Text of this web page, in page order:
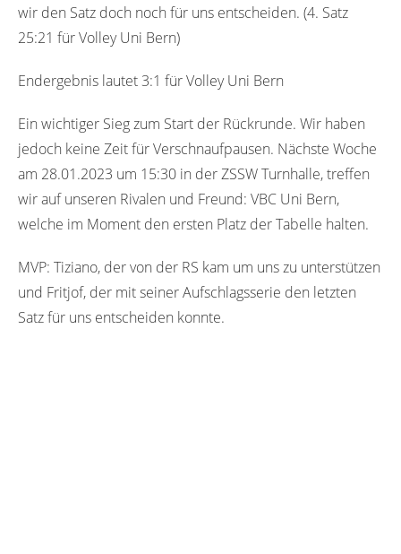
wir den Satz doch noch für uns entscheiden. (4. Satz
25:21 für Volley Uni Bern)
Endergebnis lautet 3:1 für Volley Uni Bern
Ein wichtiger Sieg zum Start der Rückrunde. Wir haben
jedoch keine Zeit für Verschnaufpausen. Nächste Woche
am 28.01.2023 um 15:30 in der ZSSW Turnhalle, treffen
wir auf unseren Rivalen und Freund: VBC Uni Bern,
welche im Moment den ersten Platz der Tabelle halten.
MVP: Tiziano, der von der RS kam um uns zu unterstützen
und Fritjof, der mit seiner Aufschlagsserie den letzten
Satz für uns entscheiden konnte.